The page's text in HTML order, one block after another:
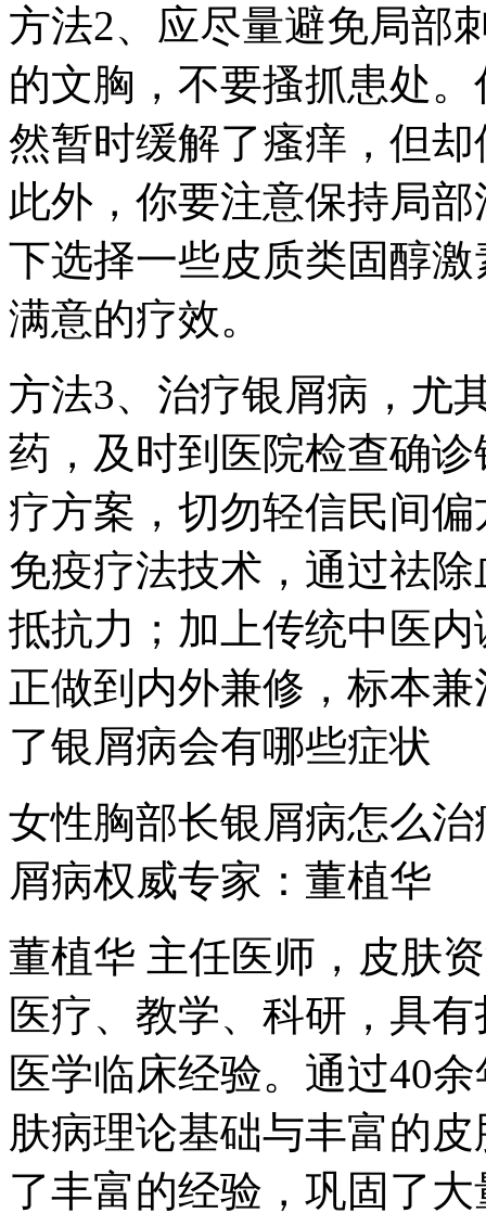
方法2、应尽量避免局部
的文胸，不要搔抓患处
然暂时缓解了瘙痒，但
此外，你要注意保持局
下选择一些皮质类固醇
满意的疗效。
方法3、治疗银屑病，尤
药，及时到医院检查确
疗方案，切勿轻信民间
免疫疗法技术，通过祛
抵抗力；加上传统中医
正做到内外兼修，标本
了银屑病会有哪些症状
女性胸部长银屑病怎么
屑病权威专家：董植华
董植华 主任医师，皮肤
医疗、教学、科研，具
医学临床经验。通过40
肤病理论基础与丰富的
了丰富的经验，巩固了